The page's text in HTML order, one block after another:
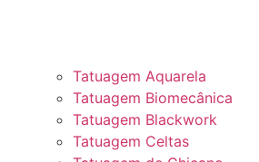
Tatuagem Aquarela
Tatuagem Biomecânica
Tatuagem Blackwork
Tatuagem Celtas